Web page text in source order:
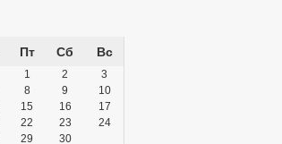
Пт Сб Вс
1 2
3
8 9
10
15 16
17
22 23
24
29 30